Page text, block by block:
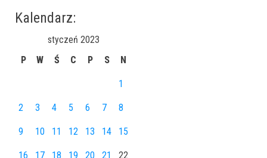
Kalendarz:
styczeń 2023
P
W Ś C P S N
1
2 3 4 5 6 7 8
9 10 11 12 13 14 15
16 17 18 19 20 21 22